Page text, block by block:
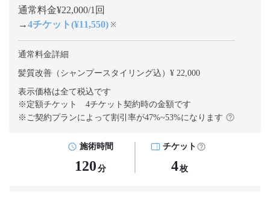
通常料金¥22,000/1回
→4チケット(¥11,550) ※
通常料金詳細
髪質改善（シャンプースタイリング込）¥ 22,000
表示価格は全て税込です
※定額チケット 4チケット契約時の金額です
※ご契約プランによって割引率が47%~53%になります
施術時間
120 分
チケット
4枚